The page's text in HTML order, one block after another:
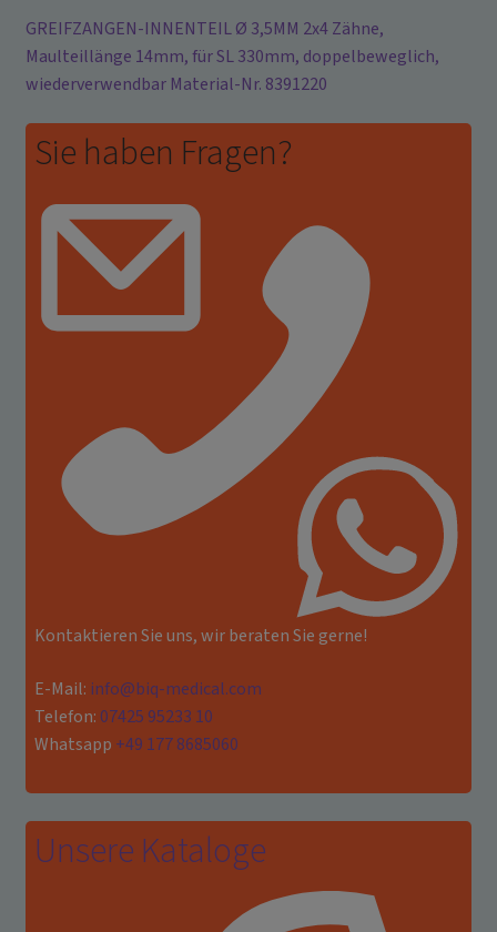
GREIFZANGEN-INNENTEIL Ø 3,5MM 2x4 Zähne,
Maulteillänge 14mm, für SL 330mm, doppelbeweglich,
wiederverwendbar Material-Nr. 8391220
Sie haben Fragen?
Kontaktieren Sie uns, wir beraten Sie gerne!
E-Mail: info@biq-medical.com
Telefon: 07425 95233 10
Whatsapp +49 177 8685060
Unsere Kataloge